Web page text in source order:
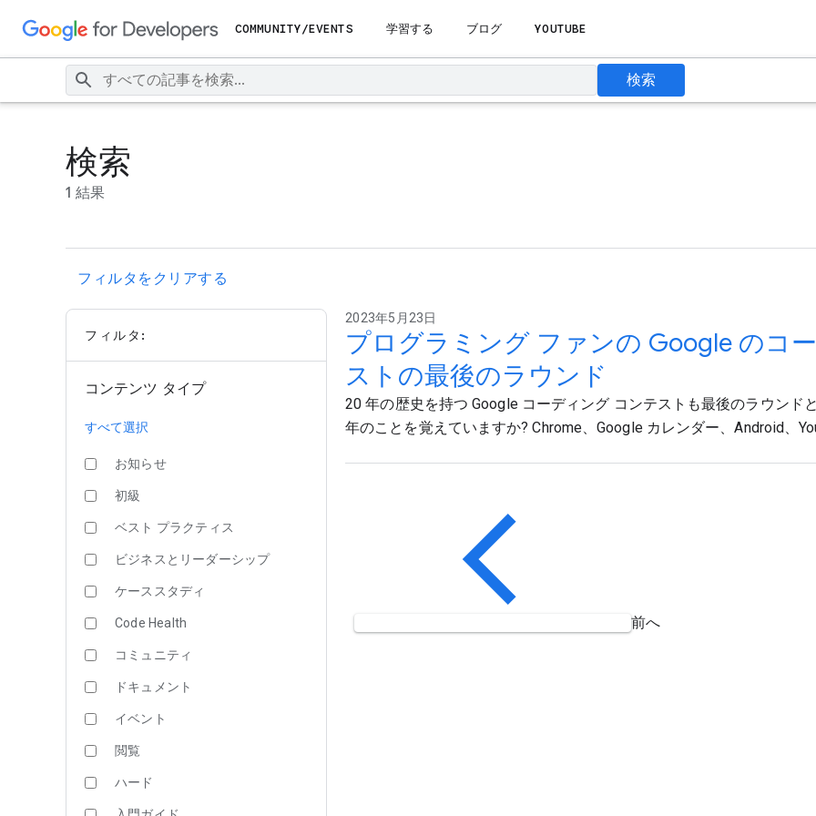
COMMUNITY/EVENTS 学習する ブログ YOUTUBE
検索
検索
1 結果
フィルタをクリアする
フィルタ:
コンテンツ タイプ
すべて選択
お知らせ
初級
ベスト プラクティス
ビジネスとリーダーシップ
ケーススタディ
Code Health
コミュニティ
ドキュメント
イベント
閲覧
ハード
2023年5月23日
プログラミング ファンの Google のコ
ストの最後のラウンド
20 年の歴史を持つ Google コーディング コンテストも最後のラウンド
年のことを覚えていますか? Chrome、Google カレンダー、Android、
前へ